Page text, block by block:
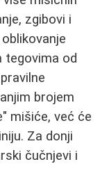
zgibovi i
tegovima od
brojem
mišiće, već će
Za donji
čučnjevi i